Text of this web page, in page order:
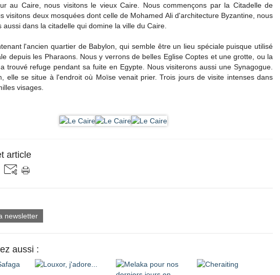
au Caire, nous visitons le vieux Caire. Nous commençons par la Citadelle de
visitons deux mosquées dont celle de Mohamed Ali d'architecture Byzantine, nous
aussi dans la citadelle qui domine la ville du Caire.
l'ancien quartier de Babylon, qui semble être un lieu spéciale puisque utilisé
depuis les Pharaons. Nous y verrons de belles Eglise Coptes et une grotte, ou la
trouvé refuge pendant sa fuite en Egypte. Nous visiterons aussi une Synagogue.
elle se situe à l'endroit où Moïse venait prier. Trois jours de visite intenses dans
visages.
article
newsletter
aussi :